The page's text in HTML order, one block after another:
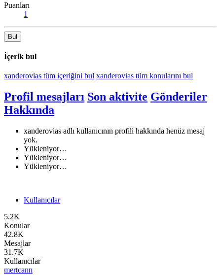
Puanları
1
Bul
İçerik bul
xanderovias tüm içeriğini bul xanderovias tüm konularını bul
Profil mesajları Son aktivite Gönderiler
Hakkında
xanderovias adlı kullanıcının profili hakkında henüz mesaj
yok.
Yükleniyor…
Yükleniyor…
Yükleniyor…
Kullanıcılar
5.2K
Konular
42.8K
Mesajlar
31.7K
Kullanıcılar
mertcann